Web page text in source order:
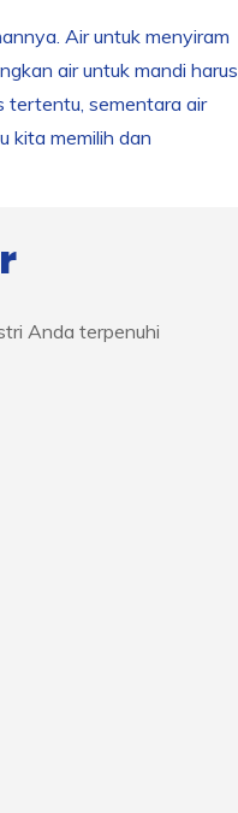
Air untuk menyiram
air untuk mandi harus
tertentu, sementara air
kita memilih dan
Anda terpenuhi